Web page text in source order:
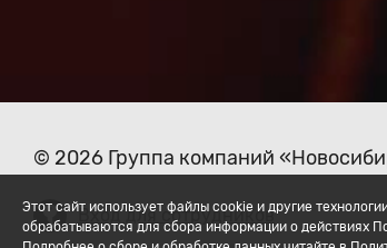
© 2026 Группа компаний
Вход для сотрудников
Этот сайт использует файлы cookie и другие
обрабатываются для сбора информации о действиях